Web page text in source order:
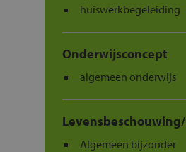
huiswerkbegeleiding
Onderwijsconcept
algemeen onderwijs
Algemeen bijzonder